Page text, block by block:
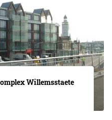
Willemsstaete